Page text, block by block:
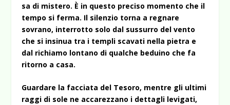
sa di mistero. È in questo preciso momento che il
tempo si ferma. Il silenzio torna a regnare
sovrano, interrotto solo dal sussurro del vento
che si insinua tra i templi scavati nella pietra e
dal richiamo lontano di qualche beduino che fa
ritorno a casa.
Guardare la facciata del Tesoro, mentre gli ultimi
raggi di sole ne accarezzano i dettagli levigati,